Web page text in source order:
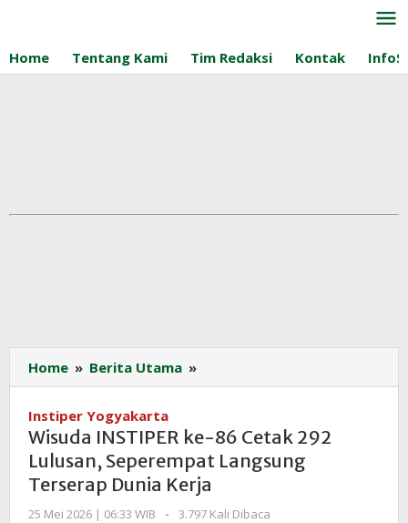
konten
Home Tentang Kami Tim Redaksi Kontak
Home » Berita Utama »
INSTIPER
Cetak
292
Lulusan,
Seperempat
Instiper Yogyakarta
Wisuda INSTIPER ke-86 Cetak 292
Lulusan, Seperempat Langsung
Terserap Dunia Kerja
25 Mei 2026 | 06:33 WIB
oleh
-
3.797 Kali Dibaca